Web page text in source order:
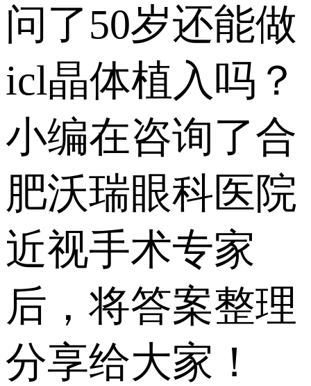
问了50岁还能做
icl晶体植入吗？
小编在咨询了合
肥沃瑞眼科医院
近视手术专家
后，将答案整理
分享给大家！